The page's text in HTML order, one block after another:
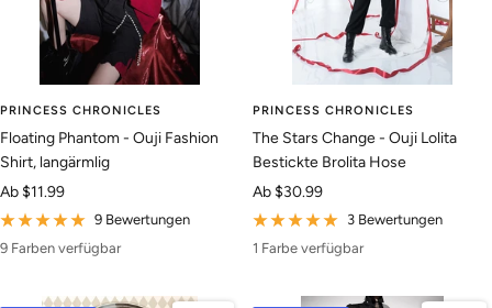
PRINCESS CHRONICLES
Floating Phantom - Ouji Fashion
Shirt, langärmlig
Angebotspreis
Ab $11.99
9 Bewertungen
9 Farben verfügbar
PRINCESS CHRONICLES
The Stars Change - Ouji Lolita
Bestickte Brolita Hose
Angebotspreis
Ab $30.99
3 Bewertungen
1 Farbe verfügbar